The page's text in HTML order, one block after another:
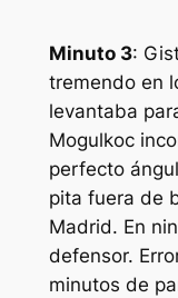
Minuto 3:
tremendo en
levantaba
Mogulkoc
perfecto
pita fuera de
Madrid. En
defensor.
minutos de